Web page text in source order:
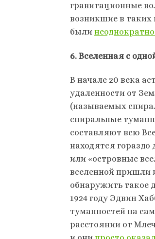
гравитационные
возникшие в таких
были
6. Вселенная с
В начале 20 века
удаленности от
(называемых
спиральные
составляют всю
находятся
или «островные
вселенной пришли
обнаружить такое
1924 году Эдвин
туманностей на
расстоянии от